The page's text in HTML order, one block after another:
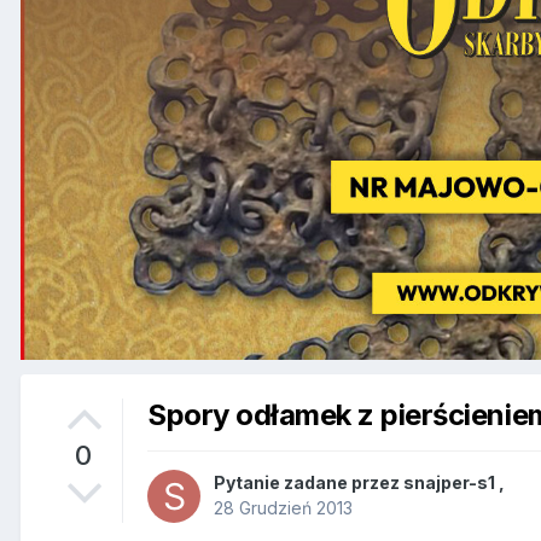
0
Spory odłamek z
Pytanie zadane przez snajper-s1
28 Grudzień 2013